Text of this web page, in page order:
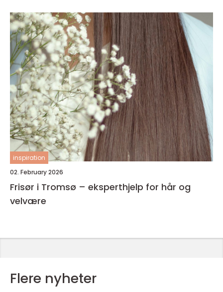
inspiration
02. February 2026
Frisør i Tromsø – eksperthjelp for hår og
velvære
Flere nyheter